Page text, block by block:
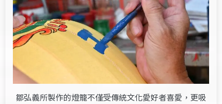
鄒弘義所製作的燈籠不僅受傳統文化愛好者喜愛，更吸